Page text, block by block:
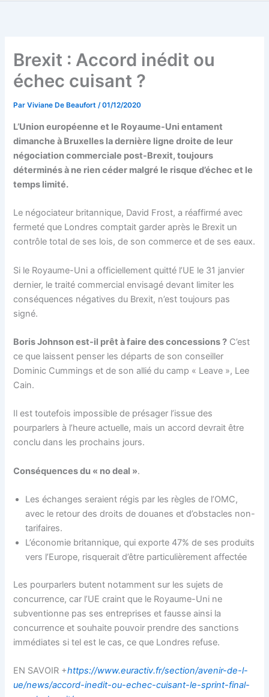
Brexit : Accord inédit ou
échec cuisant ?
ParViviane De Beaufort/01/12/2020
L’Union européenne et le Royaume-Uni entament
dimanche à Bruxelles la dernière ligne droite de leur
négociation commerciale post-Brexit, toujours
déterminés à ne rien céder malgré le risque d’échec et le
temps limité.
Le négociateur britannique, David Frost, a réaffirmé avec
fermeté que Londres comptait garder après le Brexit un
contrôle total de ses lois, de son commerce et de ses eaux.
Si le Royaume-Uni a officiellement quitté l’UE le 31 janvier
dernier, le traité commercial envisagé devant limiter les
conséquences négatives du Brexit, n’est toujours pas
signé.
Boris Johnson est-il prêt à faire des concessions ? C’est
ce que laissent penser les départs de son conseiller
Dominic Cummings et de son allié du camp « Leave », Lee
Cain.
Il est toutefois impossible de présager l’issue des
pourparlers à l’heure actuelle, mais un accord devrait être
conclu dans les prochains jours.
Conséquences du « no deal ».
Les échanges seraient régis par les règles de l’OMC,
avec le retour des droits de douanes et d’obstacles non-
tarifaires.
L’économie britannique, qui exporte 47% de ses produits
vers l’Europe, risquerait d’être particulièrement affectée
Les pourparlers butent notamment sur les sujets de
concurrence, car l’UE craint que le Royaume-Uni ne
subventionne pas ses entreprises et fausse ainsi la
concurrence et souhaite pouvoir prendre des sanctions
immédiates si tel est le cas, ce que Londres refuse.
EN SAVOIR +https://www.euractiv.fr/section/avenir-de-l-
ue/news/accord-inedit-ou-echec-cuisant-le-sprint-final-